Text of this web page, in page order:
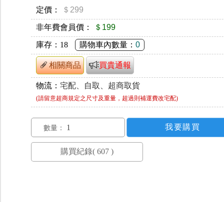
定價： ＄299
非年費會員價： ＄199
庫存： 18 購物車內數量：0
相關商品 買貴通報
物流：宅配、自取、超商取貨
(請留意超商規定之尺寸及重量，超過則補運費改宅配)
數量：